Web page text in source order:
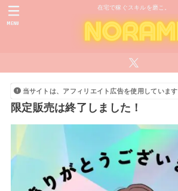
在宅で稼ぐスキルを磨こ。
MENU
当サイトは、アフィリエイト広告を使用しています
限定販売は終了しました！